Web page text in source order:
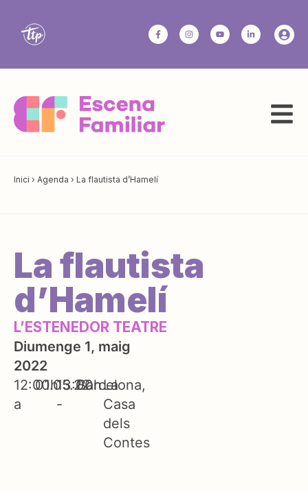
Inici › Agenda › La flautista d’Hamelí
La flautista
d’Hamelí
L’ESTENEDOR TEATRE
Diumenge 1, maig
2022
12:00h
a
01.05.22
13:00h
-
Barcelona
La
Casa
dels
Contes